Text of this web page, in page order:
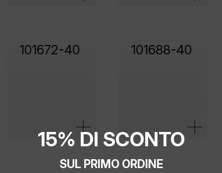
101672-40 101688-40
15% DI SCONTO
SUL PRIMO ORDINE